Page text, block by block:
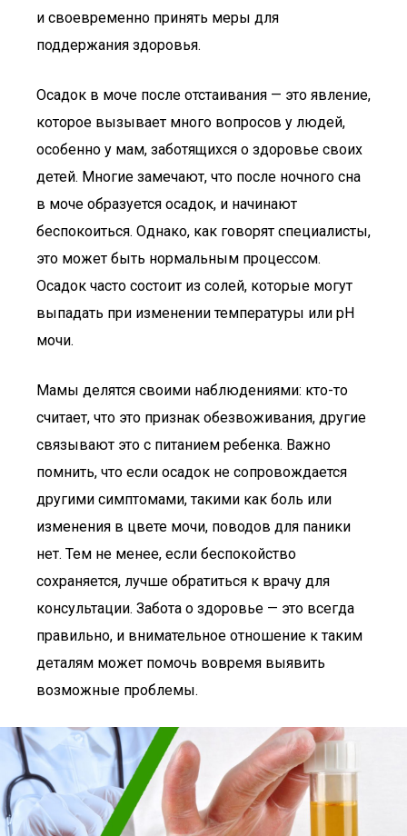
и своевременно принять меры для
поддержания здоровья.
Осадок в моче после отстаивания — это явление,
которое вызывает много вопросов у людей,
особенно у мам, заботящихся о здоровье своих
детей. Многие замечают, что после ночного сна
в моче образуется осадок, и начинают
беспокоиться. Однако, как говорят специалисты,
это может быть нормальным процессом.
Осадок часто состоит из солей, которые могут
выпадать при изменении температуры или pH
мочи.
Мамы делятся своими наблюдениями: кто-то
считает, что это признак обезвоживания, другие
связывают это с питанием ребенка. Важно
помнить, что если осадок не сопровождается
другими симптомами, такими как боль или
изменения в цвете мочи, поводов для паники
нет. Тем не менее, если беспокойство
сохраняется, лучше обратиться к врачу для
консультации. Забота о здоровье — это всегда
правильно, и внимательное отношение к таким
деталям может помочь вовремя выявить
возможные проблемы.